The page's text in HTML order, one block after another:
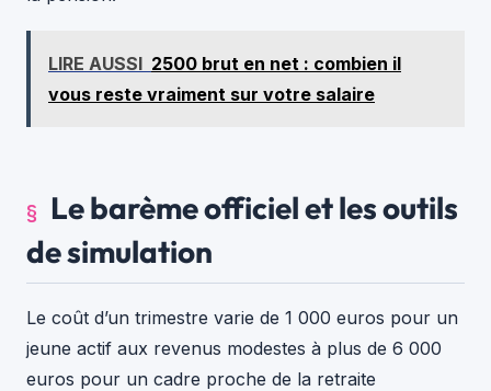
LIRE AUSSI 2500 brut en net : combien il
vous reste vraiment sur votre salaire
Le barème officiel et les outils
de simulation
Le coût d’un trimestre varie de 1 000 euros pour un
jeune actif aux revenus modestes à plus de 6 000
euros pour un cadre proche de la retraite